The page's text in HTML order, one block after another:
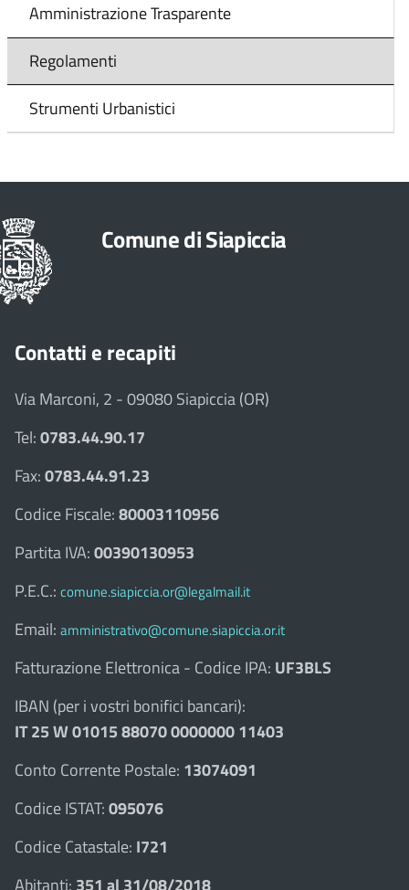
Amministrazione Trasparente
Regolamenti
Strumenti Urbanistici
Comune di Siapiccia
Contatti e recapiti
Via Marconi, 2 - 09080 Siapiccia (OR)
Tel:0783.44.90.17
Fax:0783.44.91.23
Codice Fiscale:80003110956
Partita IVA:00390130953
P.E.C.: comune.siapiccia.or@legalmail.it
Email: amministrativo@comune.siapiccia.or.it
Fatturazione Elettronica - Codice IPA: UF3BLS
IBAN (per i vostri bonifici bancari):
IT 25 W 01015 88070 0000000 11403
Conto Corrente Postale: 13074091
Codice ISTAT:095076
Codice Catastale: I721
Abitanti: 351 al 31/08/2018